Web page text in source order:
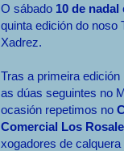
O sábado 10 de nadal
quinta edición do noso
Xadrez.
Tras a primeira
as dúas seguintes no
ocasión repetimos no
Comercial Los
xogadores de